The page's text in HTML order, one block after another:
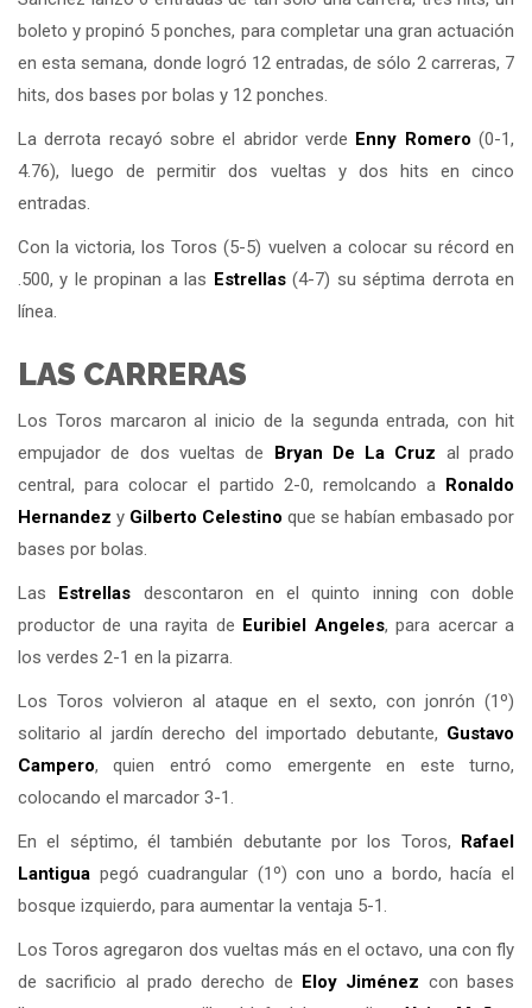
boleto y propinó 5 ponches, para completar una gran actuación
en esta semana, donde logró 12 entradas, de sólo 2 carreras, 7
hits, dos bases por bolas y 12 ponches.
La derrota recayó sobre el abridor verde Enny Romero (0-1,
4.76), luego de permitir dos vueltas y dos hits en cinco
entradas.
Con la victoria, los Toros (5-5) vuelven a colocar su récord en
.500, y le propinan a las Estrellas(4-7) su séptima derrota en
línea.
LAS CARRERAS
Los Toros marcaron al inicio de la segunda entrada, con hit
empujador de dos vueltas de
Bryan De La Cruz al prado
central, para colocar el partido 2-0, remolcando a
Ronaldo
Hernandez y Gilberto Celestino que se habían embasado por
bases por bolas.
Las Estrellas descontaron en el quinto inning con doble
productor de una rayita de Euribiel Angeles, para acercar a
los verdes 2-1 en la pizarra.
Los Toros volvieron al ataque en el sexto, con jonrón (1º)
solitario al jardín derecho del importado debutante, Gustavo
Campero, quien entró como emergente en este turno,
colocando el marcador 3-1.
En el séptimo, él también debutante por los Toros,
Rafael
Lantigua pegó cuadrangular (1º) con uno a bordo, hacía el
bosque izquierdo, para aumentar la ventaja 5-1.
Los Toros agregaron dos vueltas más en el octavo, una con fly
de sacrificio al prado derecho de
Eloy Jiménez con bases